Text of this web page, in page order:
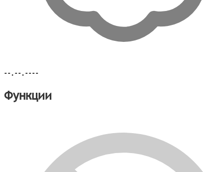
--.--.----
Функции